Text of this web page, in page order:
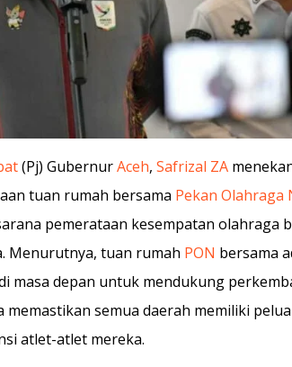
(Pj) GubernurAceh, Safrizal ZA
tuan rumah bersama Pekan Olahraga
pemerataan kesempatan olahraga
Menurutnya, tuan rumah PON bersama
masa depan untuk mendukung
semua daerah memiliki
atlet-atlet mereka.